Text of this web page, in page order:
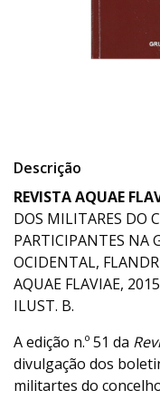
Descrição
REVISTA AQUAE
DOS MILITARES DO
PARTICIPANTES NA
OCIDENTAL,
AQUAE FLAVIAE,
ILUST. B.
A edição n.º 51 da
divulgação dos
militartes do